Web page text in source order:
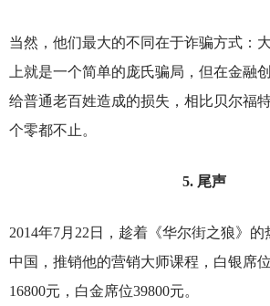
当然，他们最大的不同在于诈骗方式：
上就是一个简单的庞氏骗局，但在金融
给普通老百姓造成的损失，相比贝尔福
个零都不止。
5. 尾声
2014年7月22日，趁着《华尔街之狼》的
中国，推销他的营销大师课程，白银席
16800元，白金席位39800元。